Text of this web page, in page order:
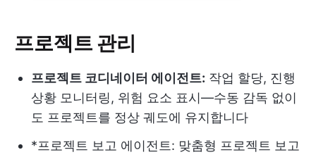
프로젝트 관리
프로젝트 코디네이터 에이전트: 작업 할당, 진행
상황 모니터링, 위험 요소 표시—수동 감독 없이
도 프로젝트를 정상 궤도에 유지합니다
*프로젝트 보고 에이전트: 맞춤형 프로젝트 보고